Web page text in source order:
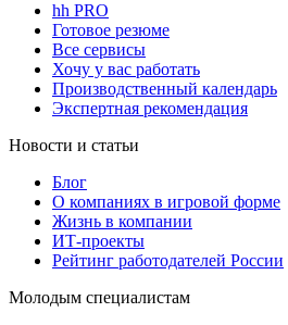
hh PRO
Готовое резюме
Все сервисы
Хочу у вас работать
Производственный календарь
Экспертная рекомендация
Новости и статьи
Блог
О компаниях в игровой форме
Жизнь в компании
ИТ-проекты
Рейтинг работодателей России
Молодым специалистам